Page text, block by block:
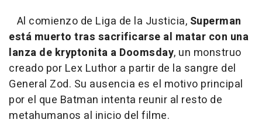
Al comienzo de Liga de la Justicia, Superman
está muerto tras sacrificarse al matar con una
lanza de kryptonita a Doomsday, un monstruo
creado por Lex Luthor a partir de la sangre del
General Zod. Su ausencia es el motivo principal
por el que Batman intenta reunir al resto de
metahumanos al inicio del filme.